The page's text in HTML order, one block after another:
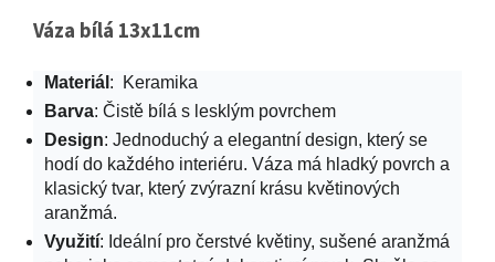
Váza bílá 13x11cm
Materiál : Keramika
Barva: Čistě bílá s lesklým povrchem
Design: Jednoduchý a elegantní design, který se
hodí do každého interiéru. Váza má hladký povrch a
klasický tvar, který zvýrazní krásu květinových
aranžmá.
Využití: Ideální pro čerstvé květiny, sušené aranžmá